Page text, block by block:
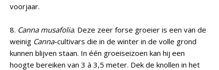
voorjaar.
8. Canna musafolia. Deze zeer forse groeier is een van de
weinig Canna-cultivars die in de winter in de volle grond
kunnen blijven staan. In één groeiseizoen kan hij een
hoogte bereiken van 3 à 3,5 meter. Dek de knollen in het